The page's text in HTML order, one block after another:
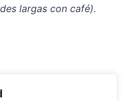
largas con café).